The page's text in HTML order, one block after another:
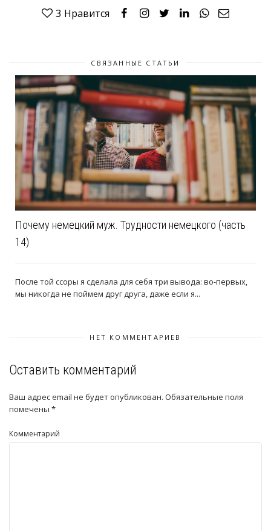
3 Нравится
СВЯЗАННЫЕ СТАТЬИ
Почему немецкий муж. Трудности немецкого (часть
14)
После той ссоры я сделала для себя три вывода: во-первых,
мы никогда не поймем друг друга, даже если я...
НЕТ КОММЕНТАРИЕВ
Оставить комментарий
Ваш адрес email не будет опубликован. Обязательные поля
помечены *
Комментарий